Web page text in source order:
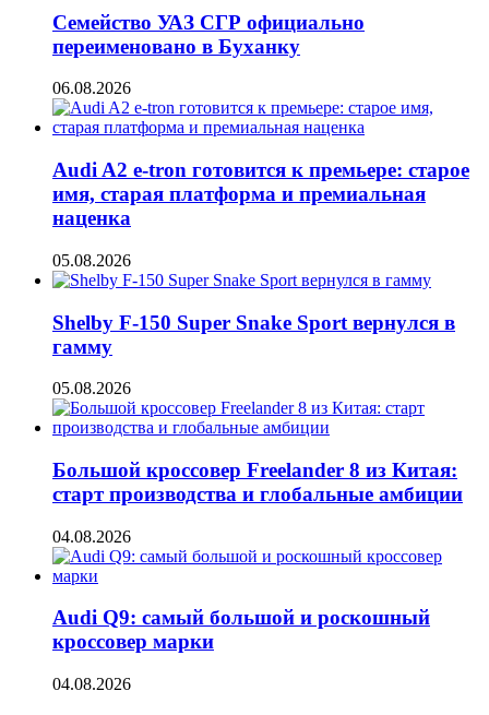
Семейство УАЗ СГР официально
переименовано в Буханку
06.08.2026
Audi A2 e-tron готовится к премьере: старое
имя, старая платформа и премиальная
наценка
05.08.2026
Shelby F-150 Super Snake Sport вернулся в
гамму
05.08.2026
Большой кроссовер Freelander 8 из Китая:
старт производства и глобальные амбиции
04.08.2026
Audi Q9: самый большой и роскошный
кроссовер марки
04.08.2026